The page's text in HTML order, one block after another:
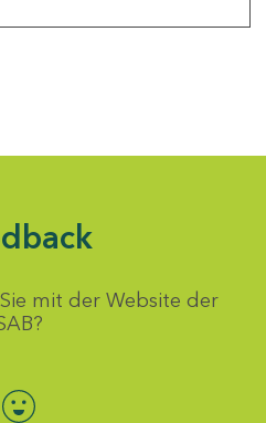
mit der Website der
Bewertung auswählen